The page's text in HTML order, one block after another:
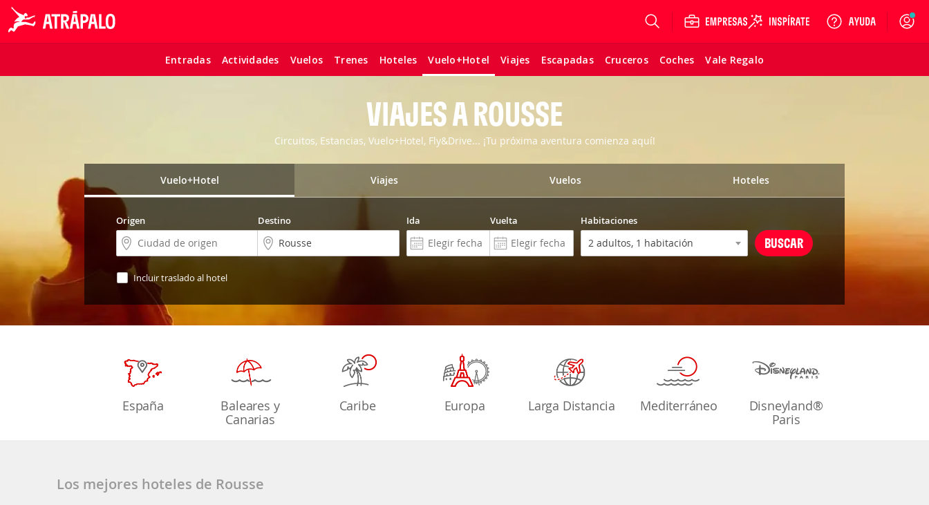
Entradas Actividades Vuelos Trenes Hoteles Vuelo+Hotel Viajes Escapadas Cruceros Coches Vale Regalo
Login
VIAJES A ROUSSE
Circuitos, Estancias, Vuelo+Hotel, Fly&Drive... ¡Tu próxima aventura comienza aquí!
Vuelo+Hotel Viajes Vuelos Hoteles
Origen Destino Ida Vuelta Habitaciones
Incluir traslado al hotel
España
Baleares y
Canarias
Caribe Europa Larga Distancia Mediterráneo
Disneyland®
Paris
Los mejores hoteles de Rousse